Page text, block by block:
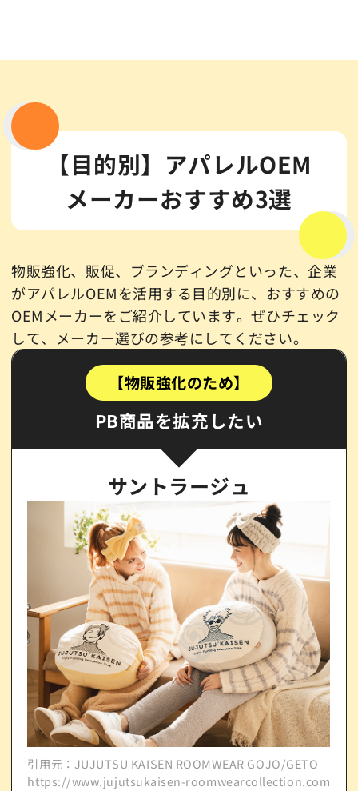
【目的別】アパレルOEM
メーカーおすすめ3選
物販強化、販促、ブランディングといった、企業
がアパレルOEMを活用する目的別に、おすすめの
OEMメーカーをご紹介しています。ぜひチェック
して、メーカー選びの参考にしてください。
【物販強化のため】
PB商品を拡充したい
サントラージュ
引用元：JUJUTSU KAISEN ROOMWEAR GOJO/GETO
https://www.jujutsukaisen-roomwearcollection.com/